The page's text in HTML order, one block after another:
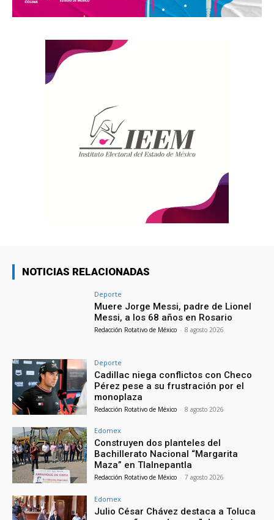
NOTICIAS RELACIONADAS
Deporte
Muere Jorge Messi, padre de Lionel
Messi, a los 68 años en Rosario
Redacción Rotativo de México - 8 agosto 2026
Deporte
Cadillac niega conflictos con Checo
Pérez pese a su frustración por el
monoplaza
Redacción Rotativo de México - 8 agosto 2026
Edomex
Construyen dos planteles del
Bachillerato Nacional “Margarita
Maza” en Tlalnepantla
Redacción Rotativo de México - 7 agosto 2026
Edomex
Julio César Chávez destaca a Toluca